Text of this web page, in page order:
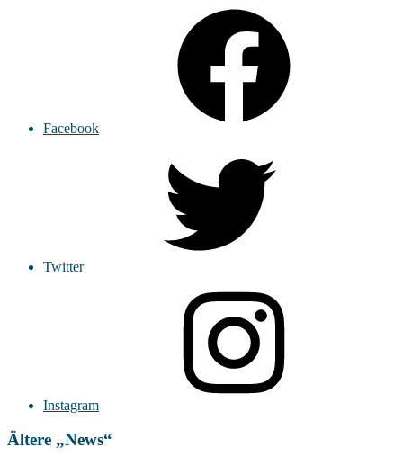
Facebook
Twitter
Instagram
Ältere „News“